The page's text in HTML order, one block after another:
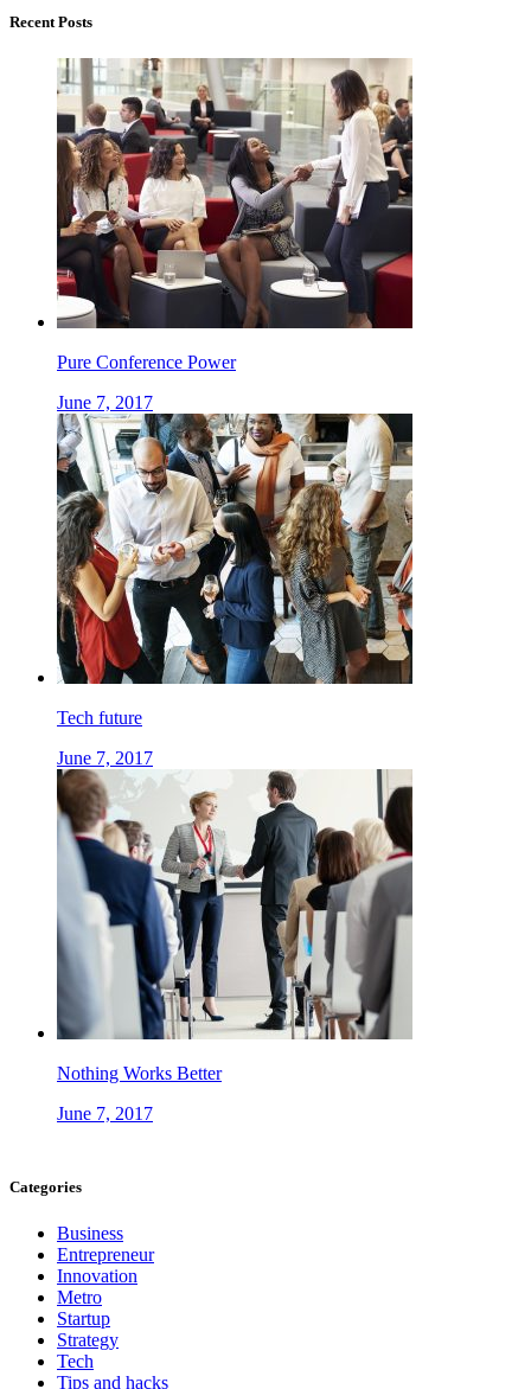
Recent Posts
Pure Conference Power
June 7, 2017
Tech future
June 7, 2017
Nothing Works Better
June 7, 2017
Categories
Business
Entrepreneur
Innovation
Metro
Startup
Strategy
Tech
Tips and hacks